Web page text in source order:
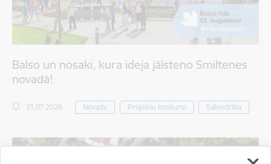
Balso un nosaki, kura ideja jāīsteno Smiltenes
novadā!
31.07.2026. Novads Projektu konkursi Sabiedrība